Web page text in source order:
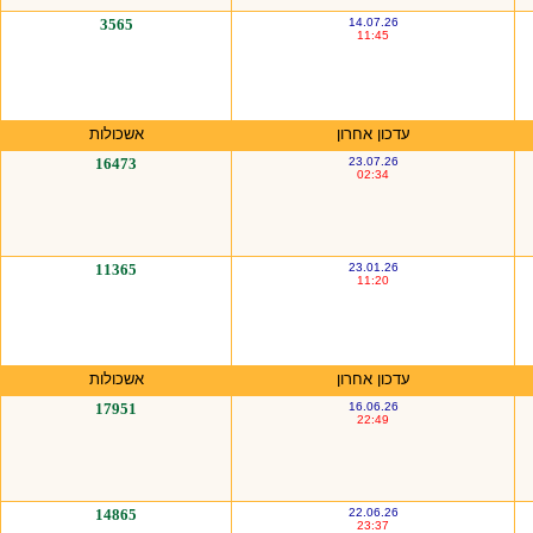
14.07.26
11:45
3565
עדכון אחרון אשכולות
23.07.26
02:34
16473
23.01.26
11:20
11365
עדכון אחרון אשכולות
16.06.26
22:49
17951
22.06.26
23:37
14865